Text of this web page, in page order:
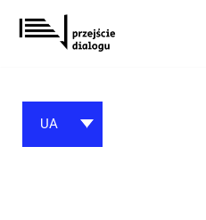
Перейти
до
UA